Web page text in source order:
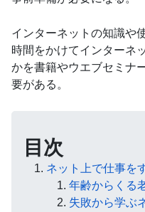
インターネットの知識や
時間をかけてインターネ
かを書籍やウエブセミナ
要がある。
目次
ネット上で仕事を
年齢からくる
失敗から学ぶ